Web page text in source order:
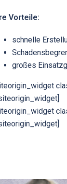
Vorteile:
schnelle
großes